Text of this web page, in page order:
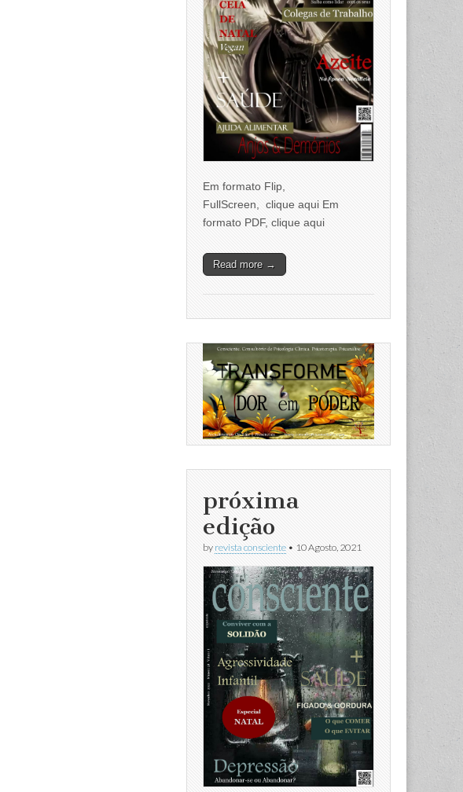
Em formato Flip,
FullScreen, clique aqui Em
formato PDF, clique aqui
Read more →
próxima
edição
by revista consciente • 10 Agosto, 2021